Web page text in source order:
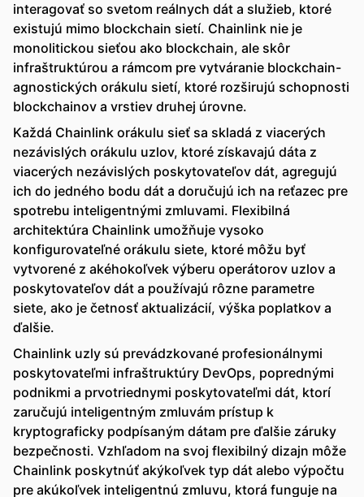
interagovať so svetom reálnych dát a služieb, ktoré
existujú mimo blockchain sietí. Chainlink nie je
monolitickou sieťou ako blockchain, ale skôr
infraštruktúrou a rámcom pre vytváranie blockchain-
agnostických orákulu sietí, ktoré rozširujú schopnosti
blockchainov a vrstiev druhej úrovne.
Každá Chainlink orákulu sieť sa skladá z viacerých
nezávislých orákulu uzlov, ktoré získavajú dáta z
viacerých nezávislých poskytovateľov dát, agregujú
ich do jedného bodu dát a doručujú ich na reťazec pre
spotrebu inteligentnými zmluvami. Flexibilná
architektúra Chainlink umožňuje vysoko
konfigurovateľné orákulu siete, ktoré môžu byť
vytvorené z akéhokoľvek výberu operátorov uzlov a
poskytovateľov dát a používajú rôzne parametre
siete, ako je četnosť aktualizácií, výška poplatkov a
ďalšie.
Chainlink uzly sú prevádzkované profesionálnymi
poskytovateľmi infraštruktúry DevOps, poprednými
podnikmi a prvotriednymi poskytovateľmi dát, ktorí
zaručujú inteligentným zmluvám prístup k
kryptograficky podpísaným dátam pre ďalšie záruky
bezpečnosti. Vzhľadom na svoj flexibilný dizajn môže
Chainlink poskytnúť akýkoľvek typ dát alebo výpočtu
pre akúkoľvek inteligentnú zmluvu, ktorá funguje na